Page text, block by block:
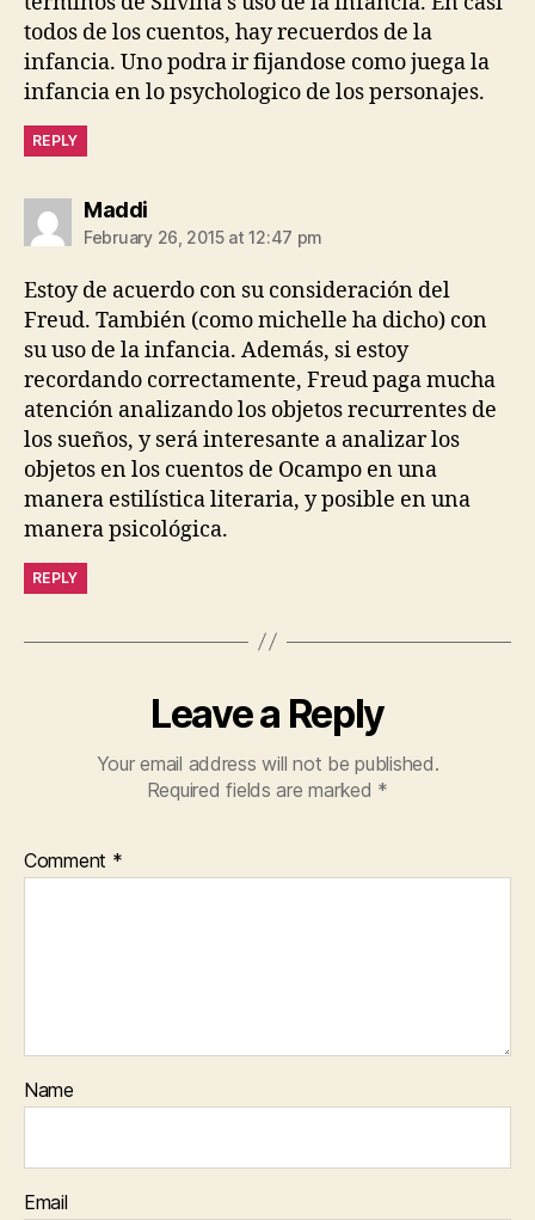
todos de los cuentos, hay recuerdos de la
infancia. Uno podra ir fijandose como juega la
infancia en lo psychologico de los personajes.
REPLY
Maddisays:
February 26, 2015 at 12:47 pm
Estoy de acuerdo con su consideración del
Freud. También (como michelle ha dicho) con
su uso de la infancia. Además, si estoy
recordando correctamente, Freud paga mucha
atención analizando los objetos recurrentes de
los sueños, y será interesante a analizar los
objetos en los cuentos de Ocampo en una
manera estilística literaria, y posible en una
manera psicológica.
REPLY
Leave a Reply
Your email address will not be published.
Required fields are marked *
Comment *
Name
Email